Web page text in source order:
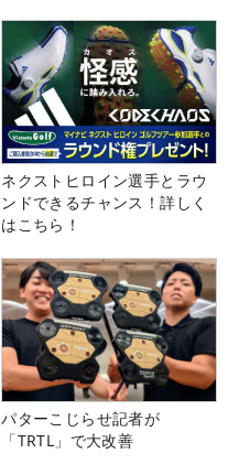
ネクストヒロイン選手とラウ
ンドできるチャンス！詳しく
はこちら！
パターこじらせ記者が
「TRTL」で大改善